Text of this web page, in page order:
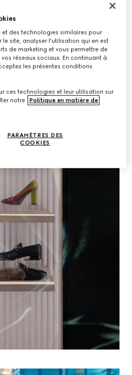
et des technologies similaires pour
site, analyser l'utilisation qui en est
de marketing et vous permettre de
réseaux sociaux. En continuant à
les présentes conditions
ces technologies et leur utilisation sur
notre
Politique en matière de
PARAMÈTRES DES
COOKIES